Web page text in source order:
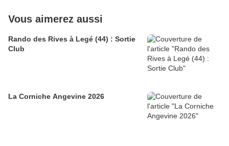
Vous aimerez aussi
Rando des Rives à Legé (44) : Sortie
Club
La Corniche Angevine 2026